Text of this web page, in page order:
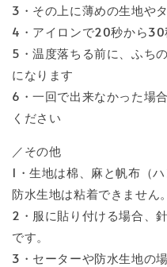
3・その上に薄めの生地や
4・アイロンで20秒から30
5・温度落ちる前に、ふち
になります
6・一回で出来なかった場
ください
／その他
1・生地は棉、麻と帆布（
防水生地は粘着できません。
2・服に貼り付ける場合、
です。
3・セーターや防水生地の